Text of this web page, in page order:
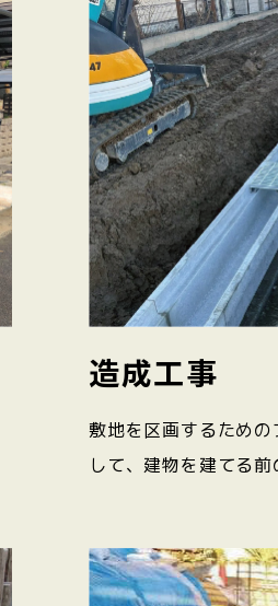
造成工事
敷地を区画するため
して、建物を建てる前